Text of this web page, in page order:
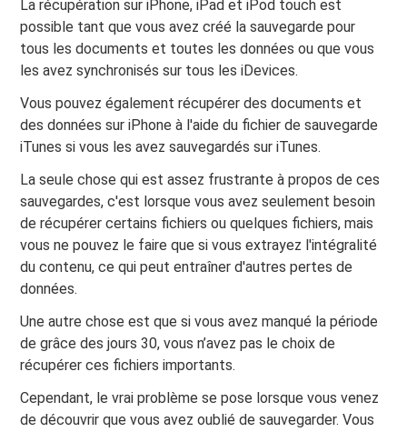
La récupération sur iPhone, iPad et iPod touch est
possible tant que vous avez créé la sauvegarde pour
tous les documents et toutes les données ou que vous
les avez synchronisés sur tous les iDevices.
Vous pouvez également récupérer des documents et
des données sur iPhone à l'aide du fichier de sauvegarde
iTunes si vous les avez sauvegardés sur iTunes.
La seule chose qui est assez frustrante à propos de ces
sauvegardes, c'est lorsque vous avez seulement besoin
de récupérer certains fichiers ou quelques fichiers, mais
vous ne pouvez le faire que si vous extrayez l'intégralité
du contenu, ce qui peut entraîner d'autres pertes de
données.
Une autre chose est que si vous avez manqué la période
de grâce des jours 30, vous n’avez pas le choix de
récupérer ces fichiers importants.
Cependant, le vrai problème se pose lorsque vous venez
de découvrir que vous avez oublié de sauvegarder. Vous